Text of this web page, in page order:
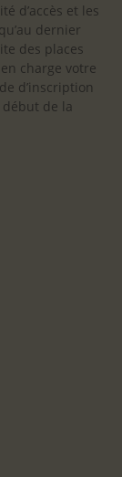
d’accès et les
dernier
des places
charge votre
d’inscription
de la